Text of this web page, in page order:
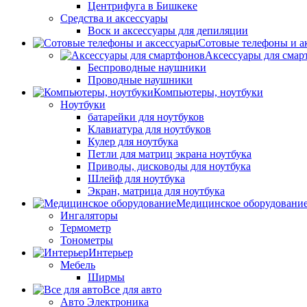
Центрифуга в Бишкеке
Средства и аксессуары
Воск и аксессуары для депиляции
Сотовые телефоны и
Аксессуары для
Беспроводные наушники
Проводные наушники
Компьютеры, ноутбуки
Ноутбуки
батарейки для ноутбуков
Клавиатура для ноутбуков
Кулер для ноутбука
Петли для матриц экрана ноутбука
Приводы, дисководы для ноутбука
Шлейф для ноутбука
Экран, матрица для ноутбука
Медицинское
Ингаляторы
Термометр
Тонометры
Интерьер
Мебель
Ширмы
Все для авто
Авто Электроника